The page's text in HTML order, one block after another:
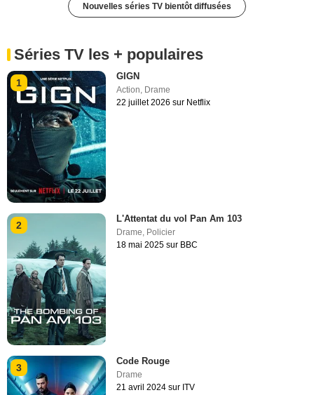
Nouvelles séries TV bientôt diffusées
Séries TV les + populaires
1
GIGN
Action, Drame
22 juillet 2026 sur Netflix
2
L'Attentat du vol Pan Am 103
Drame, Policier
18 mai 2025 sur BBC
3
Code Rouge
Drame
21 avril 2024 sur ITV